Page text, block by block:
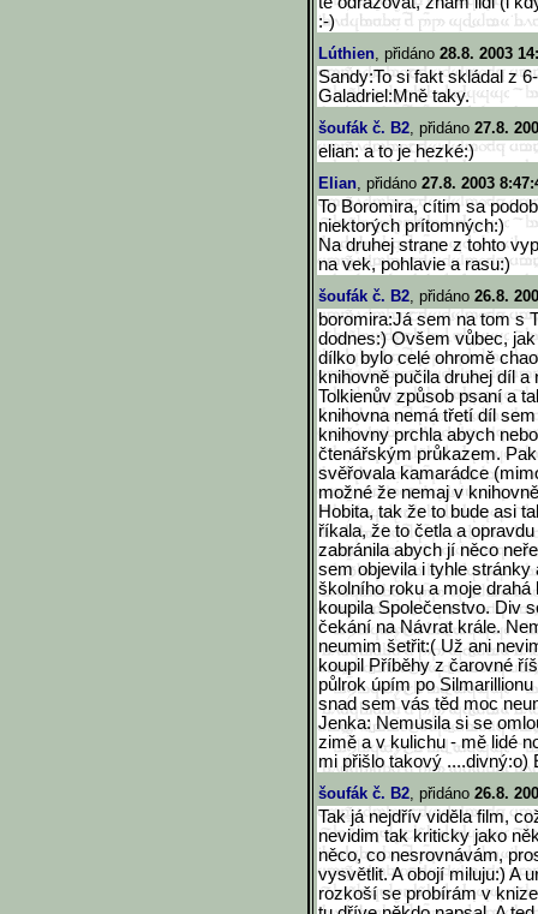
:-)
Lúthien, přidáno 28.8. 2003
Sandy:To si fakt skládal z
Galadriel:Mně taky.
šoufák č. B2, přidáno 27.8.
elian: a to je hezké:)
Elian, přidáno 27.8. 2003
To Boromira, cítim sa
niektorých prítomných:)
Na druhej strane z tohto
na vek, pohlavie a rasu:)
šoufák č. B2, přidáno 26.8.
boromira:Já sem na tom s
dodnes:) Ovšem vůbec,
dílko bylo celé ohromě
knihovně pučila druhej díl
Tolkienův způsob psaní a
knihovna nemá třetí díl
knihovny prchla abych
čtenářským průkazem.
svěřovala kamarádce
možné že nemaj v
Hobita, tak že to bude asi
říkala, že to četla a
zabránila abych jí něco
sem objevila i tyhle
školního roku a moje
koupila Společenstvo. Div
čekání na Návrat krále.
neumim šetřit:( Už ani
koupil Příběhy z čarovné
půlrok úpím po
snad sem vás těd moc
Jenka: Nemusila si se
zimě a v kulichu - mě lidé
mi přišlo takový ....divný:o)
šoufák č. B2, přidáno 26.8.
Tak já nejdřív viděla film,
nevidim tak kriticky jako
něco, co nesrovnávám,
vysvětlit. A obojí miluju:) A
rozkoší se probírám v